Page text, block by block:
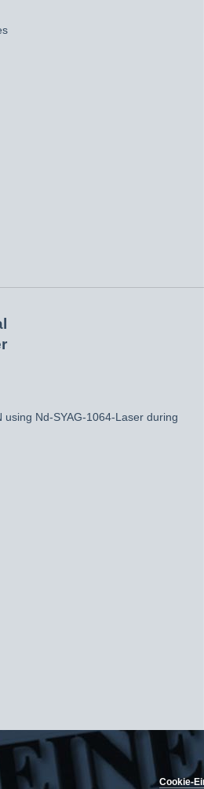
Nd-SYAG-1064-Laser during
Cookie-